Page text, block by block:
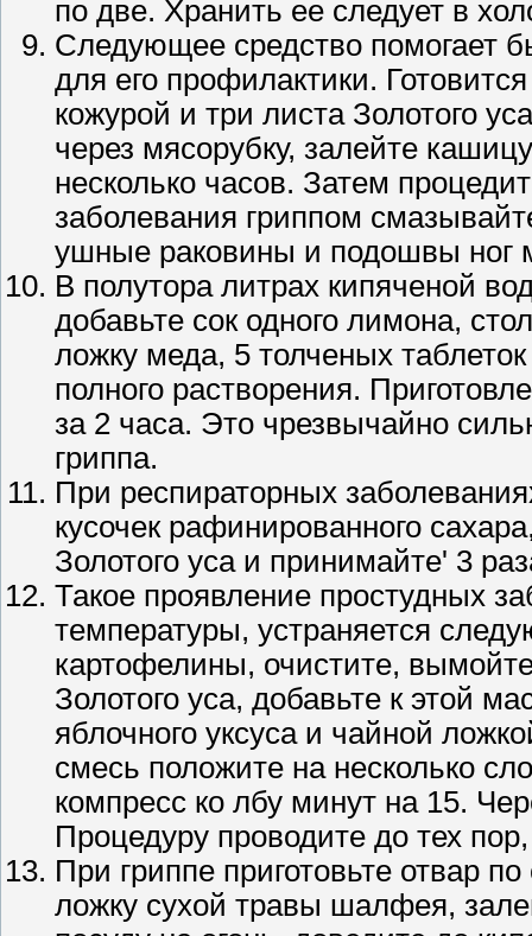
по две. Хранить ее следует в
Следующее средство помогает
для его профилактики.
кожурой и три листа Золотого
через мясорубку, залейте
несколько часов. Затем
заболевания гриппом
ушные раковины и подошвы ног
В полутора литрах кипяченой
добавьте сок одного лимона,
ложку меда, 5 толченых
полного растворения.
за 2 часа. Это чрезвычайно
гриппа.
При респираторных
кусочек рафинированного
Золотого уса и принимайте' 3
Такое проявление простудных
температуры, устраняется
картофелины, очистите,
Золотого уса, добавьте к этой
яблочного уксуса и чайной
смесь положите на несколько
компресс ко лбу минут на 15.
Процедуру проводите до тех
При гриппе приготовьте отвар
ложку сухой травы шалфея,